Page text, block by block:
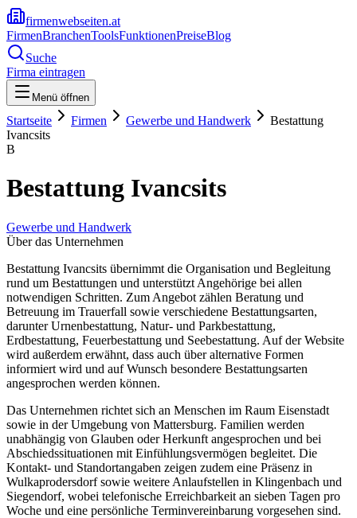
firmenwebseiten.at
FirmenBranchenToolsFunktionenPreiseBlog
Suche
Firma eintragen
Menü öffnen
Startseite Firmen Gewerbe und Handwerk
Bestattung
Ivancsits
B
Bestattung Ivancsits
Gewerbe und Handwerk
Über das Unternehmen
Bestattung Ivancsits übernimmt die Organisation und Begleitung
rund um Bestattungen und unterstützt Angehörige bei allen
notwendigen Schritten. Zum Angebot zählen Beratung und
Betreuung im Trauerfall sowie verschiedene Bestattungsarten,
darunter Urnenbestattung, Natur- und Parkbestattung,
Erdbestattung, Feuerbestattung und Seebestattung. Auf der Website
wird außerdem erwähnt, dass auch über alternative Formen
informiert wird und auf Wunsch besondere Bestattungsarten
angesprochen werden können.
Das Unternehmen richtet sich an Menschen im Raum Eisenstadt
sowie in der Umgebung von Mattersburg. Familien werden
unabhängig von Glauben oder Herkunft angesprochen und bei
Abschiedssituationen mit Einfühlungsvermögen begleitet. Die
Kontakt- und Standortangaben zeigen zudem eine Präsenz in
Wulkaprodersdorf sowie weitere Anlaufstellen in Klingenbach und
Siegendorf, wobei telefonische Erreichbarkeit an sieben Tagen pro
Woche und eine persönliche Terminvereinbarung vorgesehen sind.